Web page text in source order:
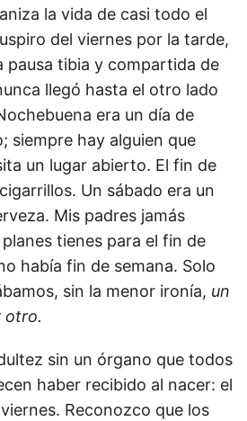
la vida de casi todo el
del viernes por la tarde,
pausa tibia y compartida de
llegó hasta el otro lado
era un día de
siempre hay alguien que
un lugar abierto. El fin de
Un sábado era un
Mis padres jamás
tienes para el fin de
había fin de semana. Solo
sin la menor ironía, un
otro.
sin un órgano que todos
haber recibido al nacer: el
Reconozco que los